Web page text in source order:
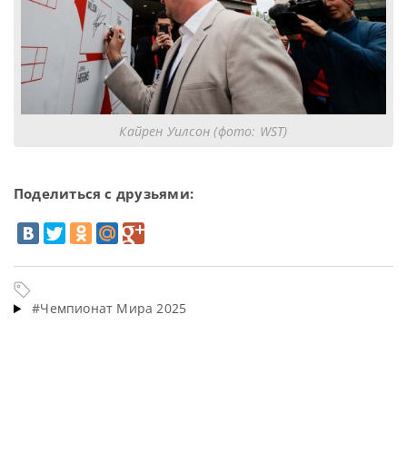
Кайрен Уилсон (фото: WST)
Поделиться с друзьями:
#Чемпионат Мира 2025